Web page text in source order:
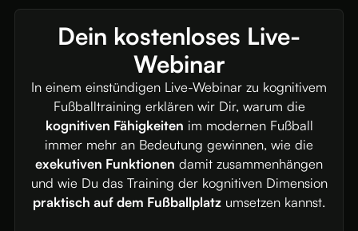
Dein kostenloses Live-
Webinar
In einem einstündigen Live-Webinar zu kognitivem
Fußballtraining erklären wir Dir, warum die
kognitiven Fähigkeiten im modernen Fußball
immer mehr an Bedeutung gewinnen, wie die
exekutiven Funktionen damit zusammenhängen
und wie Du das Training der kognitiven Dimension
praktisch auf dem Fußballplatz umsetzen kannst.